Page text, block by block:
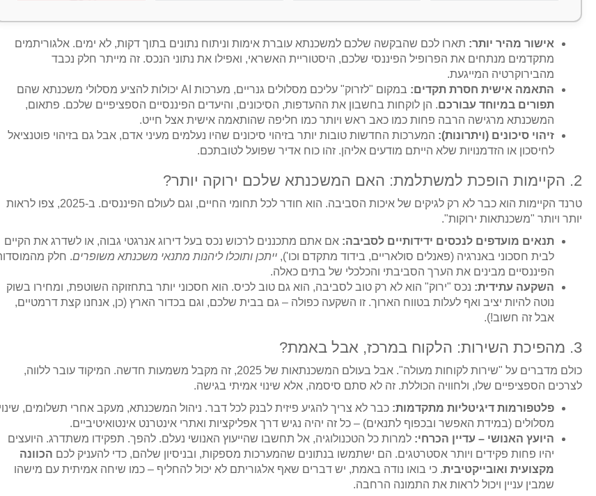
אישור מהיר יותר: תארו לכם שהבקשה שלכם למשכנתא עוברת אימות וניתוח נתונים בתוך דקות, לא ימים. אלגוריתמים
מתקדמים מנתחים את הפרופיל הפיננסי שלכם, היסטוריית האשראי, ואפילו את נתוני הנכס. זה מייתר חלק נכבד
מהבירוקרטיה המייגעת.
התאמה אישית חסרת תקדים: במקום "לזרוק" עליכם מסלולים גנריים, מערכות AI יכולות להציע מסלולי משכנתא שהם
תפורים במיוחד עבורכם. הן לוקחות בחשבון את ההעדפות, הסיכונים, והיעדים הפיננסיים הספציפיים שלכם. פתאום,
המשכנתא מרגישה הרבה פחות כמו כאב ראש ויותר כמו חליפה שהותאמה אישית אצל חייט.
זיהוי סיכונים (ויתרונות): המערכות החדשות טובות יותר בזיהוי סיכונים שהיו נעלמים מעיני אדם, אבל גם בזיהוי פוטנציאל
לחיסכון או הזדמנויות שלא הייתם מודעים אליהן. זהו כוח אדיר שפועל לטובתכם.
2. הקיימות הופכת למשתלמת: האם המשכנתא שלכם ירוקה יותר?
טרנד הקיימות הוא כבר לא רק לגיקים של איכות הסביבה. הוא חודר לכל תחומי החיים, וגם לעולם הפיננסים. ב-2025, צפו לראות
יותר ויותר "משכנתאות ירוקות".
תנאים מועדפים לנכסים ידידותיים לסביבה: אם אתם מתכננים לרכוש נכס בעל דירוג אנרגטי גבוה, או לשדרג את הקיים
לבית חסכוני באנרגיה (פאנלים סולאריים, בידוד מתקדם וכו'), ייתכן ותוכלו ליהנות מתנאי משכנתא משופרים. חלק
הפיננסיים מבינים את הערך הסביבתי והכלכלי של בתים כאלה.
השקעה עתידית: נכס "ירוק" הוא לא רק טוב לסביבה, הוא גם טוב לכיס. הוא חסכוני יותר בתחזוקה השוטפת, ומחירו בשוק
נוטה להיות יציב ואף לעלות בטווח הארוך. זו השקעה כפולה – גם בבית שלכם, וגם בכדור הארץ (כן, אנחנו קצת דרמטיים,
אבל זה חשוב!).
3. מהפיכת השירות: הלקוח במרכז, אבל באמת?
כולם מדברים על "שירות לקוחות מעולה". אבל בעולם המשכנתאות של 2025, זה מקבל משמעות חדשה. המיקוד עובר ללווה,
לצרכים הספציפיים שלו, ולחוויה הכוללת. זה לא סתם סיסמה, אלא שינוי אמיתי בגישה.
פלטפורמות דיגיטליות מתקדמות: כבר לא צריך להגיע פיזית לבנק לכל דבר. ניהול המשכנתא, מעקב אחרי תשלומים, שינוי
מסלולים (במידת האפשר ובכפוף לתנאים) – כל זה יהיה נגיש דרך אפליקציות ואתרי אינטרנט אינטואיטיביים.
היועץ האנושי – עדיין הכרחי: למרות כל הטכנולוגיה, אל תחשבו שהייעוץ האנושי נעלם. להפך. תפקידו משתדרג. היועצים
יהיו פחות פקידים ויותר אסטרטגים. הם ישתמשו בנתונים שהמערכות מספקות, ובניסיון שלהם, כדי להעניק לכם הכוונה
מקצועית ואובייקטיבית. כי בואו נודה באמת, יש דברים שאף אלגוריתם לא יכול להחליף – כמו שיחה אמיתית עם מישהו
שמבין עניין ויכול לראות את התמונה הרחבה.